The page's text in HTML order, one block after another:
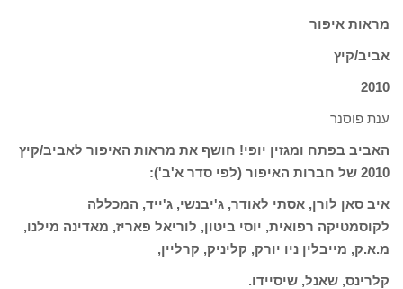
מראות איפור
אביב/קיץ
2010
ענת פוסנר
האביב בפתח ומגזין יופי! חושף את מראות האיפור לאביב/קיץ
2010 של חברות האיפור (לפי סדר א'ב'):
איב סאן לורן, אסתי לאודר, ג'יבנשי, ג'ייד, המכללה
לקוסמטיקה רפואית, יוסי ביטון, לוריאל פאריז, מאדינה מילנו,
מ.א.ק, מייבלין ניו יורק, קליניק, קרליין,
קלרינס, שאנל, שיסיידו.